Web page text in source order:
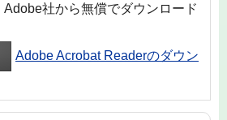
社から無償でダウンロード
Adobe Acrobat Readerのダウン